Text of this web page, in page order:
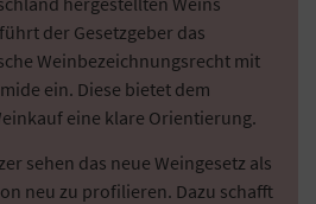
der Gesetzgeber das
Weinbezeichnungsrecht mit
ein. Diese bietet dem
eine klare Orientierung.
sehen das neue Weingesetz als
neu zu profilieren. Dazu schafft